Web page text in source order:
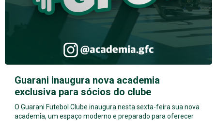
Guarani inaugura nova academia
exclusiva para sócios do clube
O Guarani Futebol Clube inaugura nesta sexta-feira sua nova
academia, um espaço moderno e preparado para oferecer